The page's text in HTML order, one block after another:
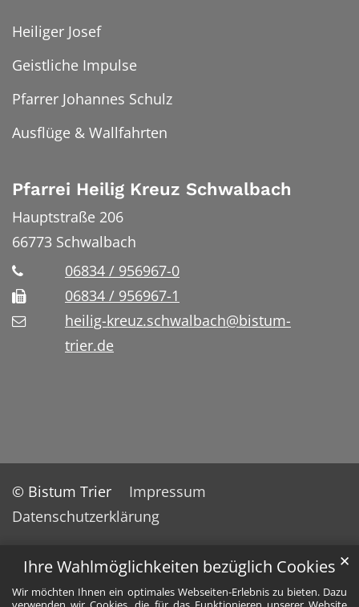
Ihre Wahlmöglichkeiten bezüglich Cookies
Wir möchten Ihnen ein optimales Webseiten-Erlebnis zu bieten. Dazu
✕
Heiliger Josef
Geistliche Impulse
Pfarrer Johannes Schulz
Ausflüge & Wallfahrten
Pfarrei Heilig Kreuz Schwalbach
Hauptstraße 206
66773 Schwalbach
06834 / 956967-0
06834 / 956967-1
heilig-kreuz.schwalbach@bistum-
trier.de
© Bistum Trier
Impressum
Datenschutzerklärung